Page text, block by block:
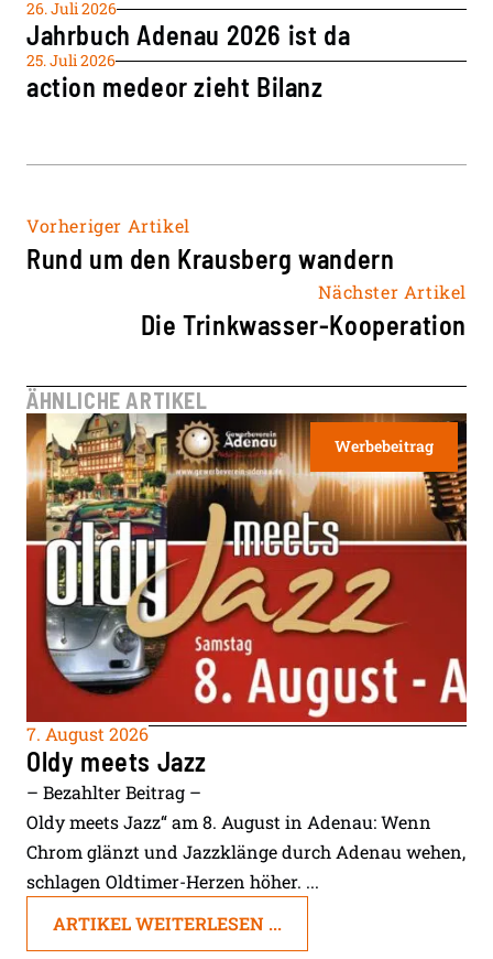
26. Juli 2026
Jahrbuch Adenau 2026 ist da
25. Juli 2026
action medeor zieht Bilanz
Vorheriger Artikel
Rund um den Krausberg wandern
Nächster Artikel
Die Trinkwasser-Kooperation
ÄHNLICHE ARTIKEL
Werbebeitrag
7. August 2026
Oldy meets Jazz
– Bezahlter Beitrag –
Oldy meets Jazz“ am 8. August in Adenau: Wenn
Chrom glänzt und Jazzklänge durch Adenau wehen,
schlagen Oldtimer-Herzen höher. ...
ARTIKEL WEITERLESEN ...